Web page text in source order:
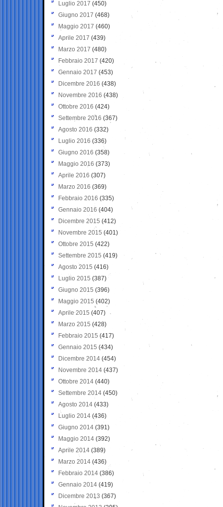
Luglio 2017 (450)
Giugno 2017 (468)
Maggio 2017 (460)
Aprile 2017 (439)
Marzo 2017 (480)
Febbraio 2017 (420)
Gennaio 2017 (453)
Dicembre 2016 (438)
Novembre 2016 (438)
Ottobre 2016 (424)
Settembre 2016 (367)
Agosto 2016 (332)
Luglio 2016 (336)
Giugno 2016 (358)
Maggio 2016 (373)
Aprile 2016 (307)
Marzo 2016 (369)
Febbraio 2016 (335)
Gennaio 2016 (404)
Dicembre 2015 (412)
Novembre 2015 (401)
Ottobre 2015 (422)
Settembre 2015 (419)
Agosto 2015 (416)
Luglio 2015 (387)
Giugno 2015 (396)
Maggio 2015 (402)
Aprile 2015 (407)
Marzo 2015 (428)
Febbraio 2015 (417)
Gennaio 2015 (434)
Dicembre 2014 (454)
Novembre 2014 (437)
Ottobre 2014 (440)
Settembre 2014 (450)
Agosto 2014 (433)
Luglio 2014 (436)
Giugno 2014 (391)
Maggio 2014 (392)
Aprile 2014 (389)
Marzo 2014 (436)
Febbraio 2014 (386)
Gennaio 2014 (419)
Dicembre 2013 (367)